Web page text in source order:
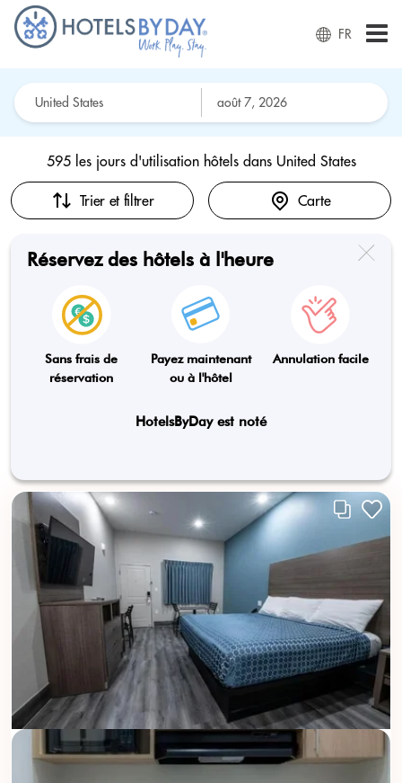
FR
595 les jours d'utilisation hôtels dans United States
Trier et filtrer Carte
Réservez des hôtels à l'heure
Sans frais de
réservation
Payez maintenant
ou à l'hôtel
Annulation facile
HotelsByDay est noté